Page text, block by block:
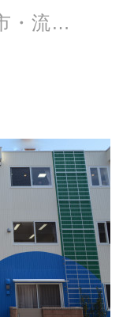
渡辺建設事務所 柏市・流山市